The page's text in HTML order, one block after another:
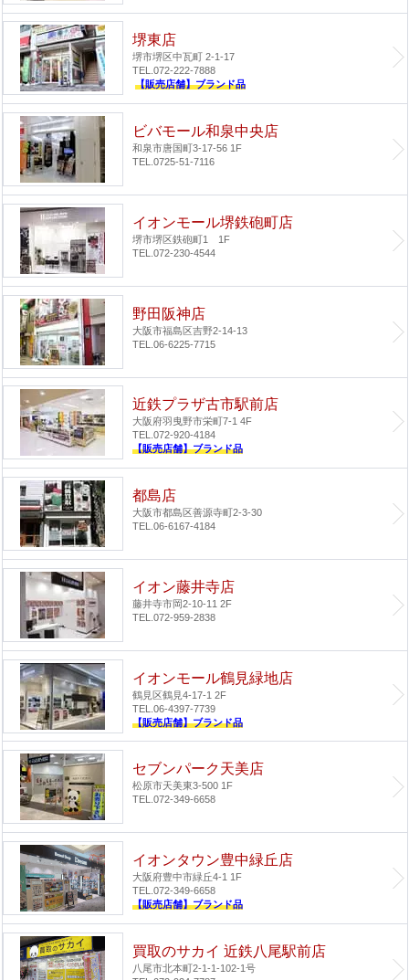
堺東店
堺市堺区中瓦町 2-1-17
TEL.072-222-7888
【販売店舗】ブランド品
ビバモール和泉中央店
和泉市唐国町3-17-56 1F
TEL.0725-51-7116
イオンモール堺鉄砲町店
堺市堺区鉄砲町1 1F
TEL.072-230-4544
野田阪神店
大阪市福島区吉野2-14-13
TEL.06-6225-7715
近鉄プラザ古市駅前店
大阪府羽曳野市栄町7-1 4F
TEL.072-920-4184
【販売店舗】ブランド品
都島店
大阪市都島区善源寺町2-3-30
TEL.06-6167-4184
イオン藤井寺店
藤井寺市岡2-10-11 2F
TEL.072-959-2838
イオンモール鶴見緑地店
鶴見区鶴見4-17-1 2F
TEL.06-4397-7739
【販売店舗】ブランド品
セブンパーク天美店
松原市天美東3-500 1F
TEL.072-349-6658
イオンタウン豊中緑丘店
大阪府豊中市緑丘4-1 1F
TEL.072-349-6658
【販売店舗】ブランド品
買取のサカイ 近鉄八尾駅前店
八尾市北本町2-1-1-102-1号